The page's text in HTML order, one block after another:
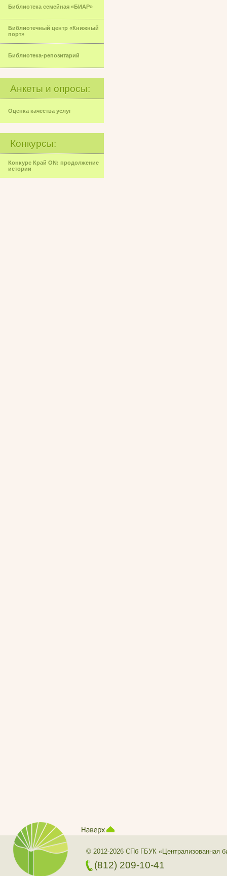
Библиотека семейная «БИАР»
Библиотечный центр «Книжный
порт»
Библиотека-репозитарий
Анкеты и опросы:
Оценка качества услуг
Конкурсы:
Конкурс Край ON: продолжение
истории
© 2012-2026 СПб ГБУК «Централизованная
(812) 209-10-41